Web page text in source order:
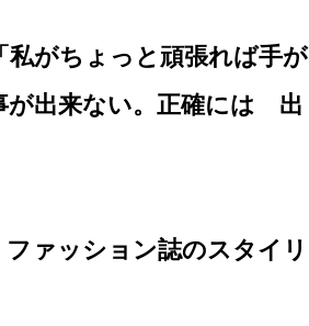
がちょっと頑張れば手が
が出来ない。正確には 出
ァッション誌のスタイリ